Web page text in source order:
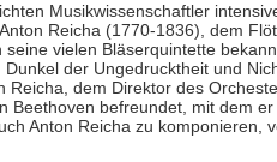
Musikwissenschaftler
Reicha (1770-1836), dem
seine vielen Bläserquintette
der Ungedrucktheit und
Reicha, dem Direktor des
Beethoven befreundet, mit dem
Anton Reicha zu komponieren,